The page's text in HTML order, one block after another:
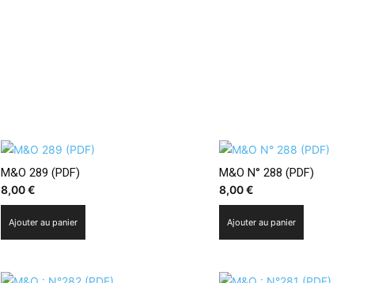
M&O 289 (PDF)
8,00€
Ajouter au panier
M&O N° 288 (PDF)
8,00€
Ajouter au panier